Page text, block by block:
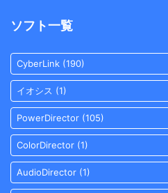
ソフト一覧
CyberLink (190)
イオシス (1)
PowerDirector (105)
ColorDirector (1)
AudioDirector (1)